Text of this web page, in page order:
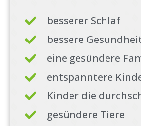
besserer Schlaf
bessere
eine gesündere
entspanntere
Kinder die
gesündere Tiere